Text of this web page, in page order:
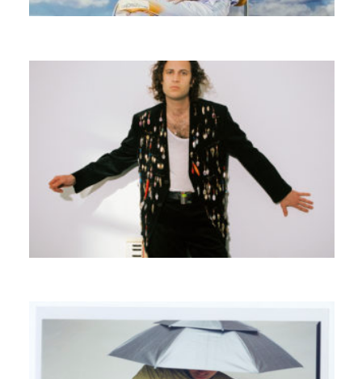
ANTONIN APPAIX